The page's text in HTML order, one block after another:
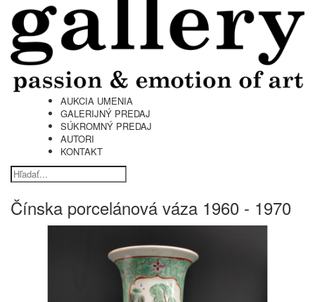
AUKCIA UMENIA
GALERIJNÝ PREDAJ
SÚKROMNÝ PREDAJ
AUTORI
KONTAKT
Čínska porcelánová váza 1960 - 1970